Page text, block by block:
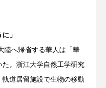
」
陸へ帰省する華人は「華
。浙江大学自然工学研究
道居留施設で生物の移動